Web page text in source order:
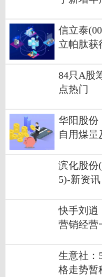
信立泰
立帕肽获
84只A股
点热门
华阳股份
自用煤量
低-报道
滨化股份
5)-新资讯
快手刘逍
营销经营
生意社：
格走势暂